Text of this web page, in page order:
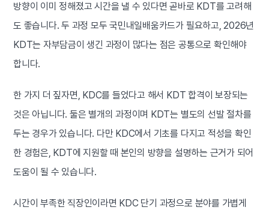
방향이 이미 정해졌고 시간을 낼 수 있다면 곧바로 KDT를 고려해
도 좋습니다. 두 과정 모두 국민내일배움카드가 필요하고, 2026년
KDT는 자부담금이 생긴 과정이 많다는 점은 공통으로 확인해야
합니다.
한 가지 더 짚자면, KDC를 들었다고 해서 KDT 합격이 보장되는
것은 아닙니다. 둘은 별개의 과정이며 KDT는 별도의 선발 절차를
두는 경우가 있습니다. 다만 KDC에서 기초를 다지고 적성을 확인
한 경험은, KDT에 지원할 때 본인의 방향을 설명하는 근거가 되어
도움이 될 수 있습니다.
시간이 부족한 직장인이라면 KDC 단기 과정으로 분야를 가볍게